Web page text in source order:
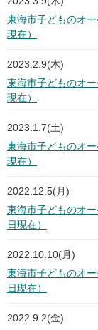
東海市子どものオ
現在）
2023.2.9(木)
東海市子どものオ
現在）
2023.1.7(土)
東海市子どものオ
現在）
2022.12.5(月)
東海市子どものオ
日現在）
2022.10.10(月)
東海市子どものオ
日現在）
2022.9.2(金)